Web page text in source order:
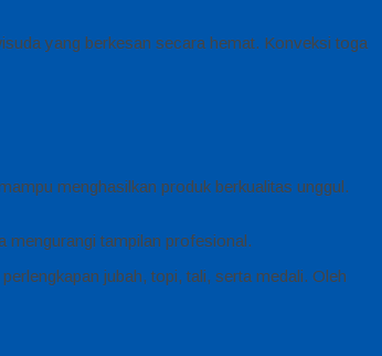
yang berkesan secara hemat. Konveksi toga
menghasilkan produk berkualitas unggul.
mengurangi tampilan profesional.
jubah, topi, tali, serta medali. Oleh